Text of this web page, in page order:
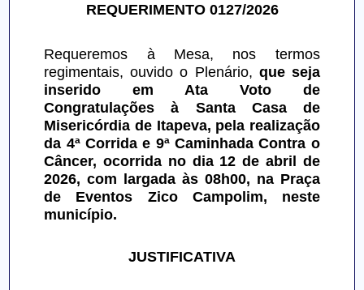
REQUERIMENTO 0127/2026
Requeremos à Mesa, nos termos
regimentais, ouvido o Plenário, que seja
inserido em Ata Voto de
Congratulações à Santa Casa de
Misericórdia de Itapeva, pela realização
da 4ª Corrida e 9ª Caminhada Contra o
Câncer, ocorrida no dia 12 de abril de
2026, com largada às 08h00, na Praça
de Eventos Zico Campolim, neste
município.
JUSTIFICATIVA